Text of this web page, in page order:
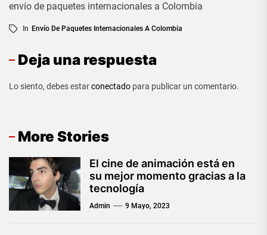
envío de paquetes internacionales a Colombia
In Envío De Paquetes Internacionales A Colombia
Deja una respuesta
Lo siento, debes estarconectado para publicar un comentario.
More Stories
El cine de animación está en
su mejor momento gracias a la
tecnología
Admin 9 Mayo, 2023